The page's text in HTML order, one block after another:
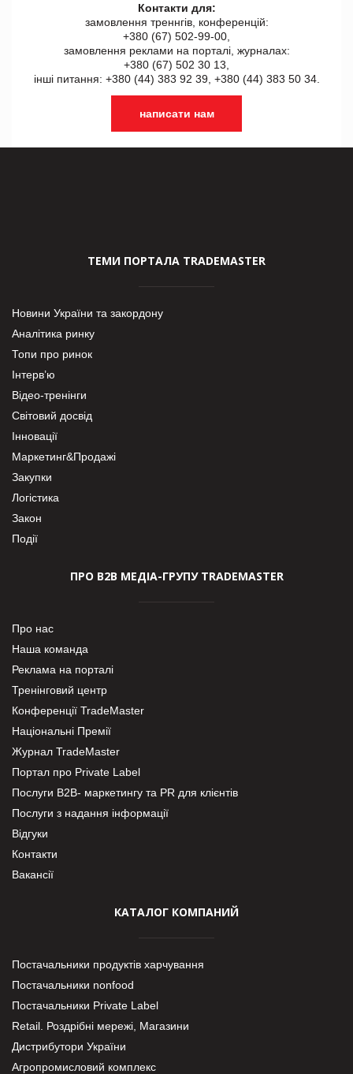
Контакти для:
замовлення треннгів, конференцій:
+380 (67) 502-99-00,
замовлення реклами на порталі, журналах:
+380 (67) 502 30 13,
інші питання: +380 (44) 383 92 39, +380 (44) 383 50 34.
написати нам
ТЕМИ ПОРТАЛА TRADEMASTER
Новини України та закордону
Аналітика ринку
Топи про ринок
Інтерв’ю
Відео-тренінги
Світовий досвід
Інновації
Маркетинг&Продажі
Закупки
Логістика
Закон
Події
ПРО В2В МЕДІА-ГРУПУ TRADEMASTER
Про нас
Наша команда
Реклама на порталі
Тренінговий центр
Конференції TradeMaster
Національні Премії
Журнал TradeMaster
Портал про Private Label
Послуги В2В- маркетингу та PR для клієнтів
Послуги з надання інформації
Відгуки
Контакти
Вакансії
КАТАЛОГ КОМПАНИЙ
Постачальники продуктів харчування
Постачальники nonfood
Постачальники Private Label
Retail. Роздрібні мережі, Магазини
Дистрибутори України
Агропромисловий комплекс